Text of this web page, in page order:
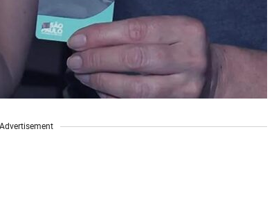
Advertisement